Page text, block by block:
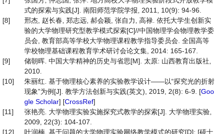
式的探索与实践[J]. 南阳师范学院学报, 2011, 10(9): 94-96.
[8]
邢杰, 赵长春, 郑志远, 郝会颖, 张自力, 高禄. 依托大学生创新实
验的大学物理研究型教学模式探索[C]//中国物理学会物理教学委
员会, 教育部高等学校大学物理课程教学指导委员会. 全国高等
学校物理基础课程教育学术研讨会论文集, 2014: 165-167.
[9]
储朝晖. 中国大学精神的历史与省思[M]. 太原: 山西教育出版社,
2010.
[10]
朱丽红. 基于物理核心素养的实验教学设计——以“探究光的折射
现象”为例[J]. 教学方法创新与实践(英文), 2019, 2(8): 6-9. [Goo
gle Scholar] [CrossRef]
[11]
张艳亮. 大学物理实验实施探究式教学的探索[J]. 大学物理实验,
2009, 22(3): 104-107.
[12]
叶润楠. 基于问题的大学物理实验网络教学模式的研究[D]: [硕士